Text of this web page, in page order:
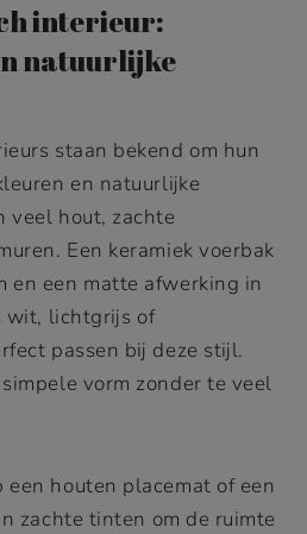
interieur:
natuurlijke
staan bekend om hun
en natuurlijke
veel hout, zachte
Een keramiek voerbak
en een matte afwerking in
wit, lichtgrijs of
passen bij deze stijl.
vorm zonder te veel
een houten placemat of een
zachte tinten om de ruimte